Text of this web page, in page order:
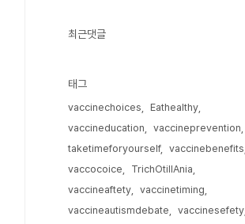
최근댓글
태그
vaccinechoices
Eathealthy
vaccineducation
vaccineprevention
taketimeforyourself
vaccinebenefits
vaccocoice
TrichOtillAnia
vaccineaftety
vaccinetiming
vaccineautismdebate
vaccinesefety